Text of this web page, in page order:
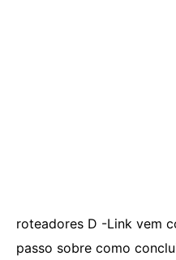
roteadores D -Link vem
passo sobre como